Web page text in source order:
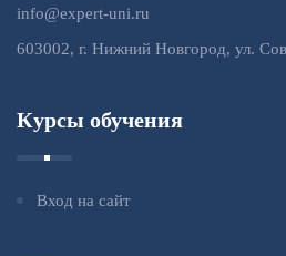
info@expert-uni.ru
603002, г. Нижний Новгород, ул.
Курсы обучения
Вход на сайт